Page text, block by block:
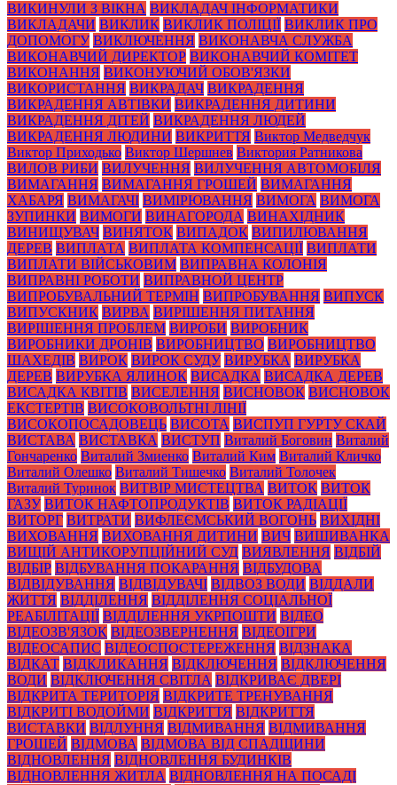
ВИКИНУЛИ З ВІКНА ВИКЛАДАЧ ІНФОРМАТИКИ
ВИКЛАДАЧИ ВИКЛИК ВИКЛИК ПОЛІЦІЇ ВИКЛИК ПРО
ДОПОМОГУ ВИКЛЮЧЕННЯ ВИКОНАВЧА СЛУЖБА
ВИКОНАВЧИЙ ДИРЕКТОР ВИКОНАВЧИЙ КОМІТЕТ
ВИКОНАННЯ ВИКОНУЮЧИЙ ОБОВ'ЯЗКИ
ВИКОРИСТАННЯ ВИКРАДАЧ ВИКРАДЕННЯ
ВИКРАДЕННЯ АВТІВКИ ВИКРАДЕННЯ ДИТИНИ
ВИКРАДЕННЯ ДІТЕЙ ВИКРАДЕННЯ ЛЮДЕЙ
ВИКРАДЕННЯ ЛЮДИНИ ВИКРИТТЯ Виктор Медведчук
Виктор Приходько Виктор Шершнев Виктория Ратникова
ВИЛОВ РИБИ ВИЛУЧЕННЯ ВИЛУЧЕННЯ АВТОМОБІЛЯ
ВИМАГАННЯ ВИМАГАННЯ ГРОШЕЙ ВИМАГАННЯ
ХАБАРЯ ВИМАГАЧІ ВИМІРЮВАННЯ ВИМОГА ВИМОГА
ЗУПИНКИ ВИМОГИ ВИНАГОРОДА ВИНАХІДНИК
ВИНИЩУВАЧ ВИНЯТОК ВИПАДОК ВИПИЛЮВАННЯ
ДЕРЕВ ВИПЛАТА ВИПЛАТА КОМПЕНСАЦІЇ ВИПЛАТИ
ВИПЛАТИ ВІЙСЬКОВИМ ВИПРАВНА КОЛОНІЯ
ВИПРАВНІ РОБОТИ ВИПРАВНОЙ ЦЕНТР
ВИПРОБУВАЛЬНИЙ ТЕРМІН ВИПРОБУВАННЯ ВИПУСК
ВИПУСКНИК ВИРВА ВИРІШЕННЯ ПИТАННЯ
ВИРІШЕННЯ ПРОБЛЕМ ВИРОБИ ВИРОБНИК
ВИРОБНИКИ ДРОНІВ ВИРОБНИЦТВО ВИРОБНИЦТВО
ШАХЕДІВ ВИРОК ВИРОК СУДУ ВИРУБКА ВИРУБКА
ДЕРЕВ ВИРУБКА ЯЛИНОК ВИСАДКА ВИСАДКА ДЕРЕВ
ВИСАДКА КВІТІВ ВИСЕЛЕННЯ ВИСНОВОК ВИСНОВОК
ЕКСТЕРТІВ ВИСОКОВОЛЬТНІ ЛІНІЇ
ВИСОКОПОСАДОВЕЦЬ ВИСОТА ВИСПУП ГУРТУ СКАЙ
ВИСТАВА ВИСТАВКА ВИСТУП Виталий Боговин Виталий
Гончаренко Виталий Змиенко Виталий Ким Виталий Кличко
Виталий Олешко Виталий Тишечко Виталий Толочек
Виталий Туринок ВИТВІР МИСТЕЦТВА ВИТОК ВИТОК
ГАЗУ ВИТОК НАФТОПРОДУКТІВ ВИТОК РАДІАЦІЇ
ВИТОРГ ВИТРАТИ ВИФЛЕЄМСЬКИЙ ВОГОНЬ ВИХІДНІ
ВИХОВАННЯ ВИХОВАННЯ ДИТИНИ ВИЧ ВИШИВАНКА
ВИЩІЙ АНТИКОРУПЦІЙНИЙ СУД ВИЯВЛЕННЯ ВІДБІЙ
ВІДБІР ВІДБУВАННЯ ПОКАРАННЯ ВІДБУДОВА
ВІДВІДУВАННЯ ВІДВІДУВАЧІ ВІДВОЗ ВОДИ ВІДДАЛИ
ЖИТТЯ ВІДДІЛЕННЯ ВІДДІЛЕННЯ СОЦІАЛЬНОЇ
РЕАБІЛІТАЦІЇ ВІДДІЛЕННЯ УКРПОШТИ ВІДЕО
ВІДЕОЗВ'ЯЗОК ВІДЕОЗВЕРНЕННЯ ВІДЕОІГРИ
ВІДЕОСАПИС ВІДЕОСПОСТЕРЕЖЕННЯ ВІДЗНАКА
ВІДКАТ ВІДКЛИКАННЯ ВІДКЛЮЧЕННЯ ВІДКЛЮЧЕННЯ
ВОДИ ВІДКЛЮЧЕННЯ СВІТЛА ВІДКРИВАЄ ДВЕРІ
ВІДКРИТА ТЕРИТОРІЯ ВІДКРИТЕ ТРЕНУВАННЯ
ВІДКРИТІ ВОДОЙМИ ВІДКРИТТЯ ВІДКРИТТЯ
ВИСТАВКИ ВІДЛУННЯ ВІДМИВАННЯ ВІДМИВАННЯ
ГРОШЕЙ ВІДМОВА ВІДМОВА ВІД СПАДЩИНИ
ВІДНОВЛЕННЯ ВІДНОВЛЕННЯ БУДИНКІВ
ВІДНОВЛЕННЯ ЖИТЛА ВІДНОВЛЕННЯ НА ПОСАДІ